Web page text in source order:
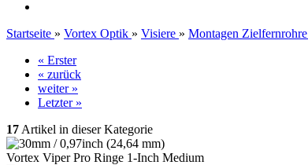
Startseite » Vortex Optik » Visiere » Montagen Zielfernrohre
« Erster
« zurück
weiter »
Letzter »
17 Artikel in dieser Kategorie
Vortex Viper Pro Ringe 1-Inch Medium